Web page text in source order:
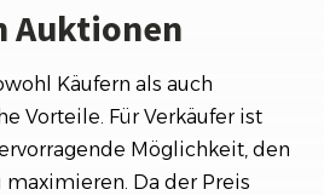
Auktionen
Käufern als auch
Vorteile. Für Verkäufer ist
Möglichkeit, den
maximieren. Da der Preis